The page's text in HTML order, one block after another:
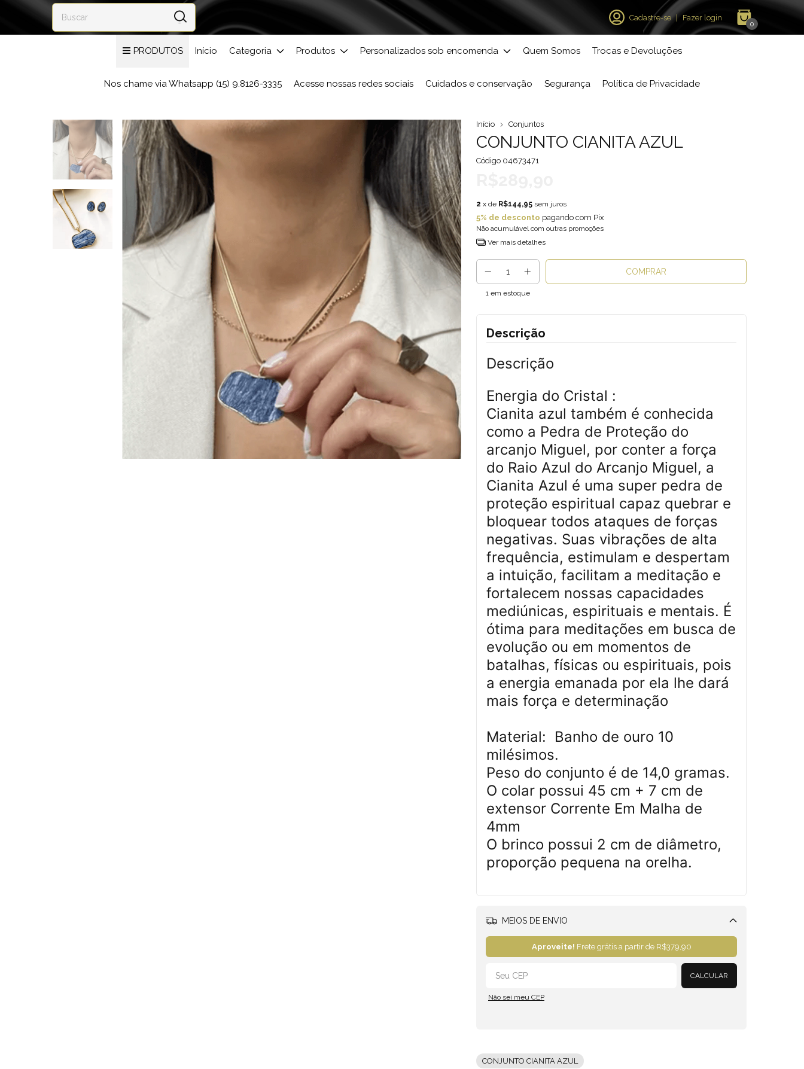
Cadastre-se | Fazer login
0
PRODUTOS Início Categoria Produtos Personalizados sob encomenda Quem Somos Trocas e Devoluções
Nos chame via Whatsapp (15) 9.8126-3335 Acesse nossas redes sociais Cuidados e conservação Segurança Política de Privacidade
Início Conjuntos
CONJUNTO CIANITA AZUL
Código 04673471
2 x de R$144,95 sem juros
5% de desconto pagando com Pix
Não acumulável com outras promoções
Ver mais detalhes
1em estoque
Descrição
Descrição
Energia do Cristal :
Cianita azul também é conhecida
como a Pedra de Proteção do
arcanjo Miguel, por conter a força
do Raio Azul do Arcanjo Miguel, a
Cianita Azul é uma super pedra de
proteção espiritual capaz quebrar e
bloquear todos ataques de forças
negativas. Suas vibrações de alta
frequência, estimulam e despertam
a intuição, facilitam a meditação e
fortalecem nossas capacidades
mediúnicas, espirituais e mentais. É
ótima para meditações em busca de
evolução ou em momentos de
batalhas, físicas ou espirituais, pois
a energia emanada por ela lhe dará
mais força e determinação
Material: Banho de ouro 10
milésimos.
Peso do conjunto é de 14,0 gramas.
O colar possui 45 cm + 7 cm de
extensor Corrente Em Malha de
4mm
O brinco possui 2 cm de diâmetro,
proporção pequena na orelha.
MEIOS DE ENVIO
Aproveite! Frete grátis a partir de R$379,90
CALCULAR
Não sei meu CEP
CONJUNTO CIANITA AZUL